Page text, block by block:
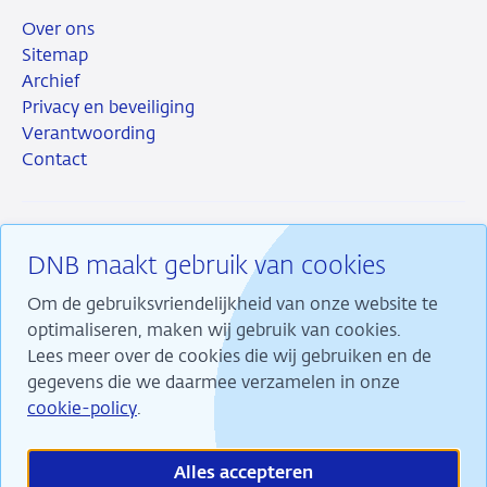
DNB maakt gebruik van cookies
Om de gebruiksvriendelijkheid van onze website te
optimaliseren, maken wij gebruik van cookies.
Lees meer over de cookies die wij gebruiken en de
gegevens die we daarmee verzamelen in onze
cookie-policy.
Alles accepteren
Over ons
Sitemap
Archief
Privacy en beveiliging
Verantwoording
Contact
RSS InstagramLinkedin
X
Wij maken ons sterk voor financiële stabiliteit en
dragen daarmee bij aan duurzame welvaart in